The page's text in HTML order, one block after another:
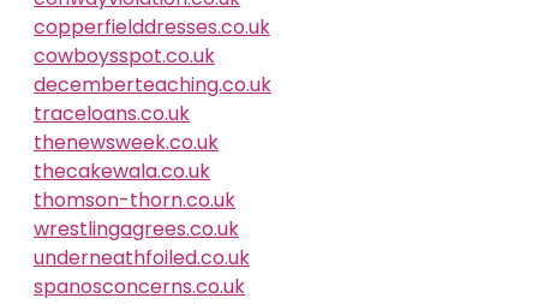
copperfielddresses.co.uk
cowboysspot.co.uk
decemberteaching.co.uk
traceloans.co.uk
thenewsweek.co.uk
thecakewala.co.uk
thomson-thorn.co.uk
wrestlingagrees.co.uk
underneathfoiled.co.uk
spanosconcerns.co.uk